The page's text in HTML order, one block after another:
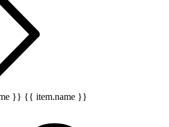
}} {{ item.name }}